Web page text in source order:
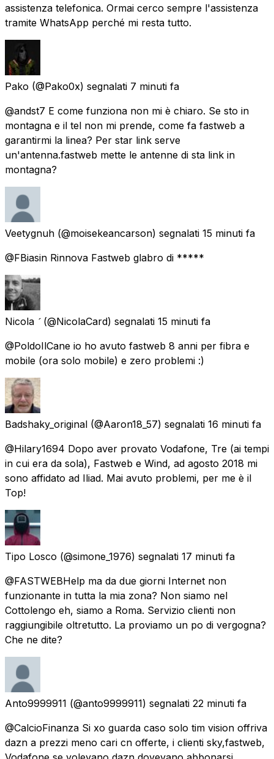
assistenza telefonica. Ormai cerco sempre l'assistenza
tramite WhatsApp perché mi resta tutto.
Pako (@Pako0x) segnalati 7 minuti fa
@andst7 E come funziona non mi è chiaro. Se sto in
montagna e il tel non mi prende, come fa fastweb a
garantirmi la linea? Per star link serve
un'antenna.fastweb mette le antenne di sta link in
montagna?
Veetygnuh (@moisekeancarson) segnalati 15 minuti fa
@FBiasin Rinnova Fastweb glabro di *****
Nicola  (@NicolaCard) segnalati 15 minuti fa
@PoldoIlCane io ho avuto fastweb 8 anni per fibra e
mobile (ora solo mobile) e zero problemi :)
Badshaky_original (@Aaron18_57) segnalati 16 minuti fa
@Hilary1694 Dopo aver provato Vodafone, Tre (ai tempi
in cui era da sola), Fastweb e Wind, ad agosto 2018 mi
sono affidato ad Iliad. Mai avuto problemi, per me è il
Top!
Tipo Losco (@simone_1976) segnalati 17 minuti fa
@FASTWEBHelp ma da due giorni Internet non
funzionante in tutta la mia zona? Non siamo nel
Cottolengo eh, siamo a Roma. Servizio clienti non
raggiungibile oltretutto. La proviamo un po di vergogna?
Che ne dite?
Anto9999911 (@anto9999911) segnalati 22 minuti fa
@CalcioFinanza Si xo guarda caso solo tim vision offriva
dazn a prezzi meno cari cn offerte, i clienti sky,fastweb,